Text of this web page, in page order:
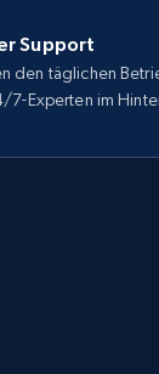
Support
den täglichen
7-Experten im